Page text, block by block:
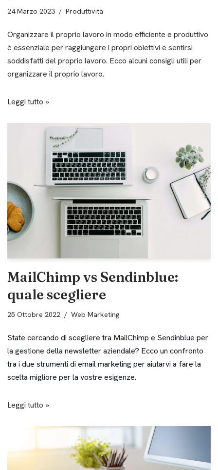
24 Marzo 2023 Produttività
Organizzare il proprio lavoro in modo efficiente e produttivo
è essenziale per raggiungere i propri obiettivi e sentirsi
soddisfatti del proprio lavoro. Ecco alcuni consigli utili per
organizzare il proprio lavoro.
Leggi tutto »
MailChimp vs Sendinblue:
quale scegliere
25 Ottobre 2022 Web Marketing
State cercando di scegliere tra MailChimp e Sendinblue per
la gestione della newsletter aziendale? Ecco un confronto
tra i due strumenti di email marketing per aiutarvi a fare la
scelta migliore per la vostre esigenze.
Leggi tutto »